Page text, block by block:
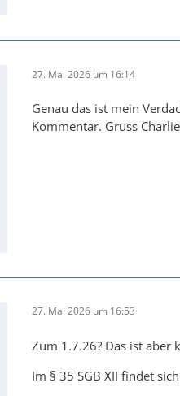
27. Mai 2026 um 16:14
Genau das ist mein
Kommentar. Gruss Charlie
27. Mai 2026 um 16:53
Zum 1.7.26? Das ist aber
Im § 35 SGB XII findet